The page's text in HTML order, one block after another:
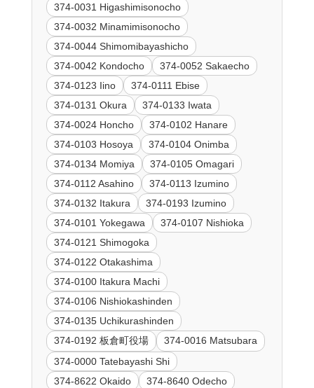
374-0031 Higashimisonocho
374-0032 Minamimisonocho
374-0044 Shimomibayashicho
374-0042 Kondocho
374-0052 Sakaecho
374-0123 Iino
374-0111 Ebise
374-0131 Okura
374-0133 Iwata
374-0024 Honcho
374-0102 Hanare
374-0103 Hosoya
374-0104 Onimba
374-0134 Momiya
374-0105 Omagari
374-0112 Asahino
374-0113 Izumino
374-0132 Itakura
374-0193 Izumino
374-0101 Yokegawa
374-0107 Nishioka
374-0121 Shimogoka
374-0122 Otakashima
374-0100 Itakura Machi
374-0106 Nishiokashinden
374-0135 Uchikurashinden
374-0192 板倉町役場
374-0016 Matsubara
374-0000 Tatebayashi Shi
374-8622 Okaido
374-8640 Odecho